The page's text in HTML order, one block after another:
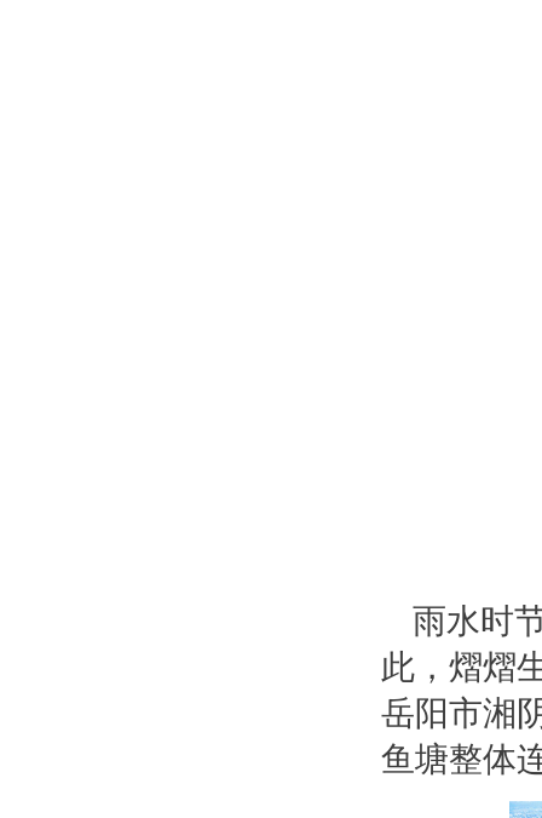
雨水时
此，熠熠
岳阳市湘
鱼塘整体